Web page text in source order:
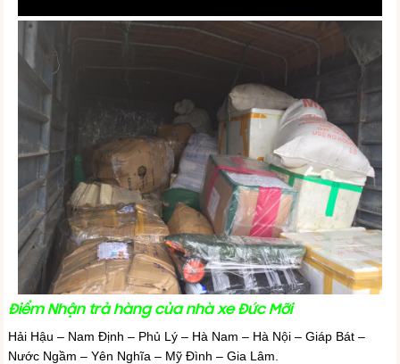
Điểm Nhận trả hàng của nhà xe Đức Mỡi
Hải Hậu – Nam Định – Phủ Lý – Hà Nam – Hà Nội – Giáp Bát –
Nước Ngầm – Yên Nghĩa – Mỹ Đình – Gia Lâm.